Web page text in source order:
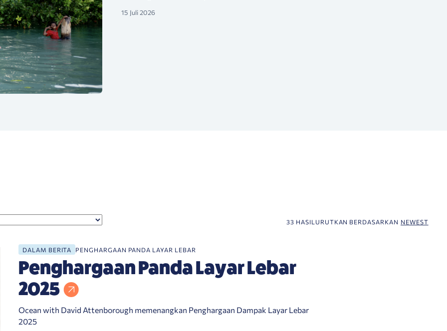
15 Juli 2026
33 HASIL URUTKAN BERDASARKAN NEWEST
DALAM BERITA PENGHARGAAN PANDA LAYAR LEBAR
Penghargaan Panda Layar Lebar
2025
Ocean with David Attenborough memenangkan Penghargaan Dampak Layar Lebar
2025